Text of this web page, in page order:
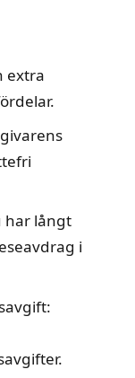
extra
har långt
i